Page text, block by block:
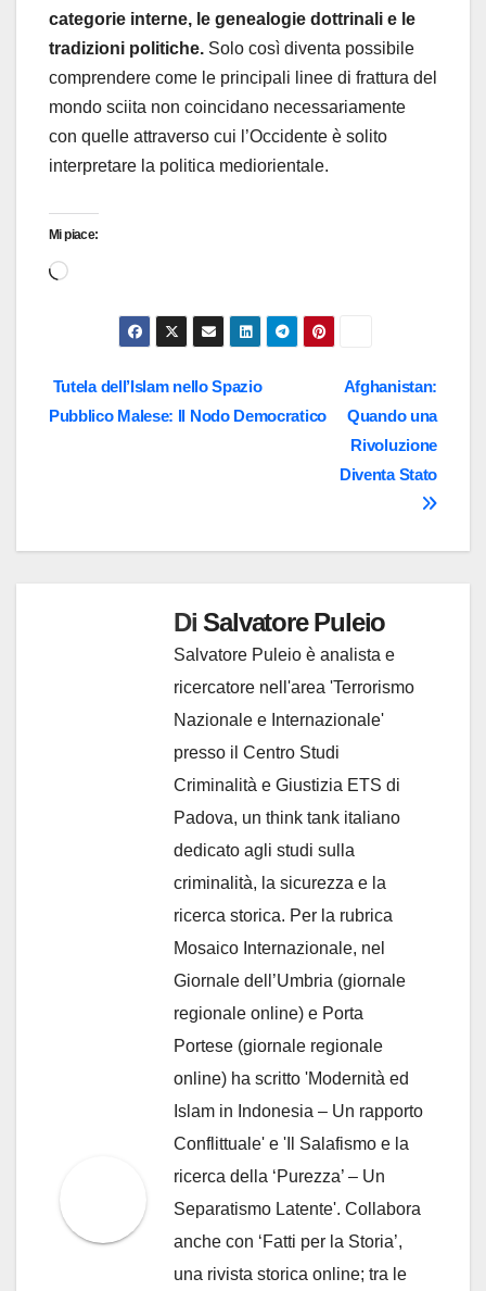
categorie interne, le genealogie dottrinali e le
tradizioni politiche. Solo così diventa possibile
comprendere come le principali linee di frattura del
mondo sciita non coincidano necessariamente
con quelle attraverso cui l’Occidente è solito
interpretare la politica mediorientale.
Mi piace:
Caricamento
Navigazione
Afghanistan:
Quando una
Rivoluzione
Diventa Stato
Tutela dell’Islam nello Spazio
Pubblico Malese: Il Nodo Democratico
DiSalvatore Puleio
Salvatore Puleio è analista e
ricercatore nell'area 'Terrorismo
Nazionale e Internazionale'
presso il Centro Studi
Criminalità e Giustizia ETS di
Padova, un think tank italiano
dedicato agli studi sulla
criminalità, la sicurezza e la
ricerca storica. Per la rubrica
Mosaico Internazionale, nel
Giornale dell’Umbria (giornale
regionale online) e Porta
Portese (giornale regionale
online) ha scritto 'Modernità ed
Islam in Indonesia – Un rapporto
Conflittuale' e 'Il Salafismo e la
ricerca della ‘Purezza’ – Un
Separatismo Latente'. Collabora
anche con ‘Fatti per la Storia’,
una rivista storica online; tra le